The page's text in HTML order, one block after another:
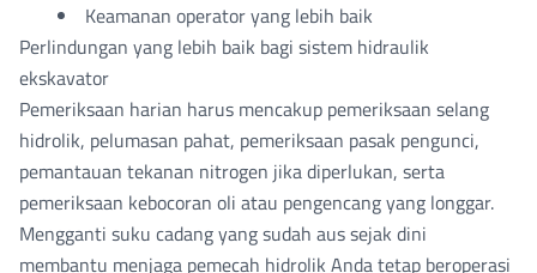
Keamanan operator yang lebih baik
Perlindungan yang lebih baik bagi sistem hidraulik
ekskavator
Pemeriksaan harian harus mencakup pemeriksaan selang
hidrolik, pelumasan pahat, pemeriksaan pasak pengunci,
pemantauan tekanan nitrogen jika diperlukan, serta
pemeriksaan kebocoran oli atau pengencang yang longgar.
Mengganti suku cadang yang sudah aus sejak dini
membantu menjaga pemecah hidrolik Anda tetap beroperasi